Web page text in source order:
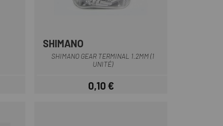
SHIMANO
SHIMANO GEAR TERMINAL 1.2MM (1
UNITÉ)
Prix
0,10 €